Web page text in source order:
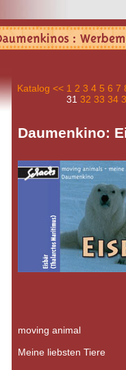
Katalog << 1 2 3 4 5 6 7
31 32 33 34
Daumenkino:
moving animal
Meine liebsten Tiere